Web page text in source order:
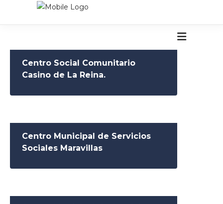
Centro Social Comunitario
Casino de La Reina.
Centro Municipal de Servicios
Sociales Maravillas